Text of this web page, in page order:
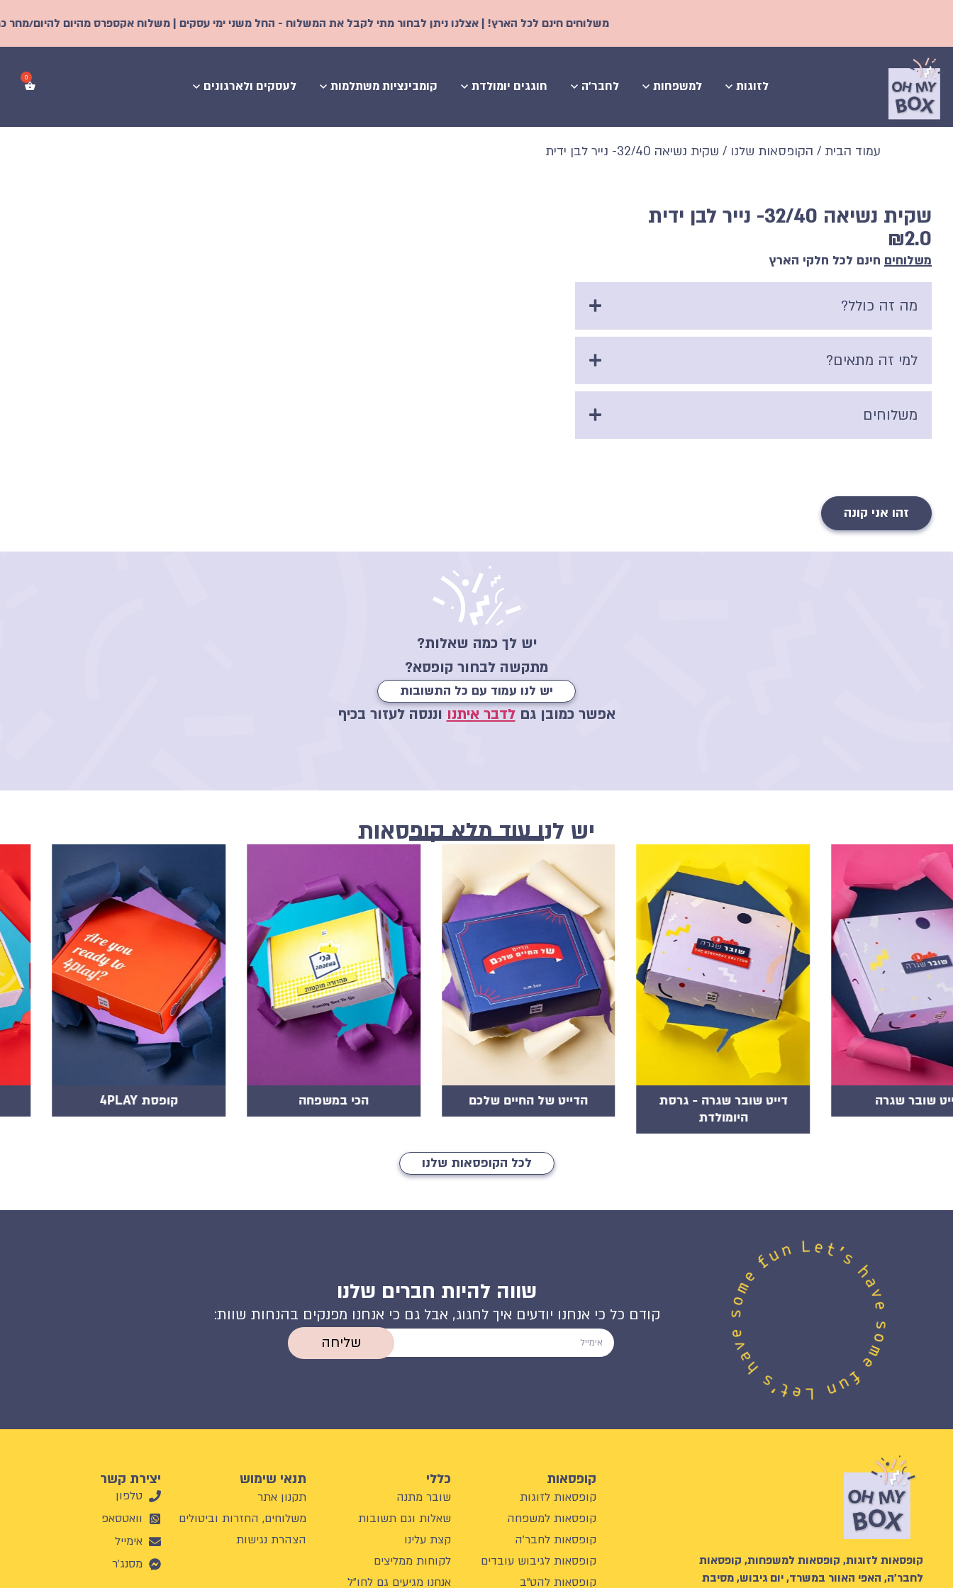
משלוחים חינם לכל הארץ! | אצלנו ניתן לבחור מתי לקבל את המשלוח - החל משני ימי עסקים | משלוח אקספרס מהיום להיום/מחר כמעט לכל הארץ!
לזוגות למשפחות לחבר'ה חוגגים יומולדת קומבינציות משתלמות לעסקים ולארגונים
עמוד הבית / הקופסאות שלנו / שקית נשיאה 32/40- נייר לבן ידית
שקית נשיאה 32/40- נייר לבן ידית
₪2.0
משלוחים חינם לכל חלקי הארץ
מה זה כולל?
למי זה מתאים?
משלוחים
זהו אני קונה
יש לך כמה שאלות?
מתקשה לבחור קופסא?
יש לנו עמוד עם כל התשובות
אפשר כמובן גםלדבר איתנו וננסה לעזור בכיף
יש לנו עוד מלא קופסאות
שובר שגרה
דייט שובר שגרה - גרסת
היומולדת
הדייט של החיים שלכם הכי במשפחה קופסת 4PLAY
לכל הקופסאות שלנו
שווה להיות חברים שלנו
קודם כל כי אנחנו יודעים איך לחגוג, אבל גם כי אנחנו מפנקים בהנחות שוות:
שליחה
קופסאות לזוגות, קופסאות למשפחות, קופסאות
לחבר’ה, האפי האוור במשרד, יום גיבוש, מסיבת
קופסאות
קופסאות לזוגות
קופסאות למשפחה
קופסאות לחבר'ה
קופסאות לגיבוש עובדים
קופסאות להט"ב
כללי
שובר מתנה
שאלות וגם תשובות
קצת עלינו
לקוחות ממליצים
אנחנו מגיעים גם לחו"ל
תנאי שימוש
תקנון אתר
משלוחים, החזרות וביטולים
הצהרת נגישות
יצירת קשר
טלפון
וואטסאפ
אימייל
מסנג'ר